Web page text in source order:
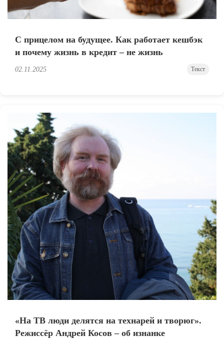
С прицелом на будущее. Как работает кешбэк
и почему жизнь в кредит – не жизнь
02.11.2025 Текст
«На ТВ люди делятся на технарей и творюг».
Режиссёр Андрей Косов – об изнанке